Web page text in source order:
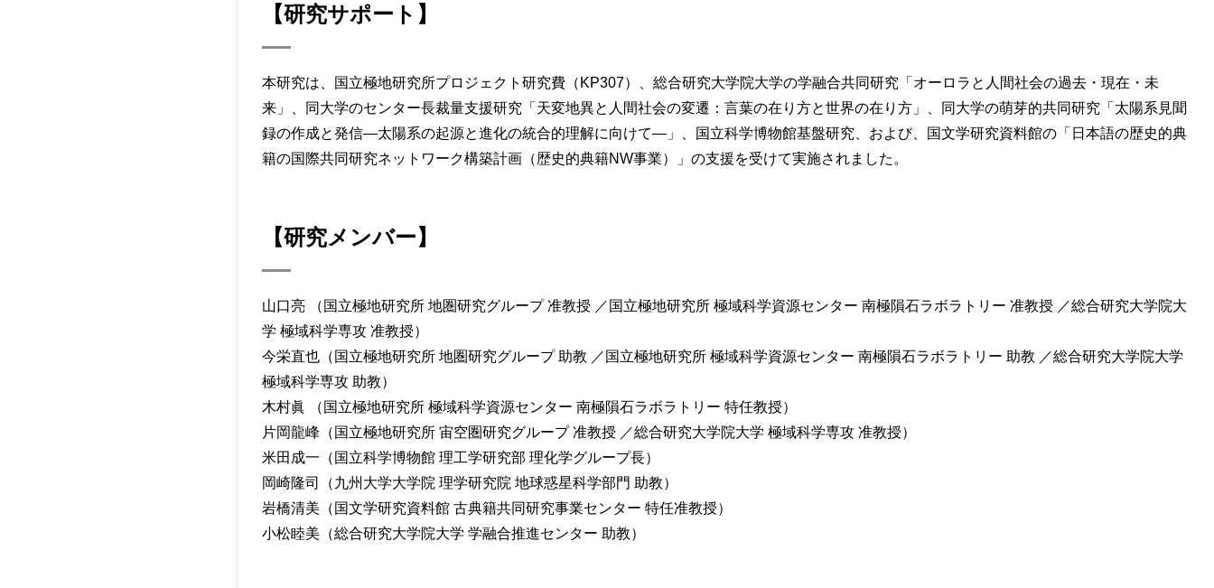
【研究サポート】
本研究は、国立極地研究所プロジェクト研究費（KP307）、総合研究大学院大学の学融合共同研究「オーロラと人間社会の過去・現在・未
来」、同大学のセンター長裁量支援研究「天変地異と人間社会の変遷：言葉の在り方と世界の在り方」、同大学の萌芽的共同研究「太陽系見聞
録の作成と発信―太陽系の起源と進化の統合的理解に向けて―」、国立科学博物館基盤研究、および、国文学研究資料館の「日本語の歴史的典
籍の国際共同研究ネットワーク構築計画（歴史的典籍NW事業）」の支援を受けて実施されました。
【研究メンバー】
山口亮 （国立極地研究所 地圏研究グループ 准教授 ／国立極地研究所 極域科学資源センター 南極隕石ラボラトリー 准教授 ／総合研究大学院大
学 極域科学専攻 准教授）
今栄直也（国立極地研究所 地圏研究グループ 助教 ／国立極地研究所 極域科学資源センター 南極隕石ラボラトリー 助教 ／総合研究大学院大学
極域科学専攻 助教）
木村眞 （国立極地研究所 極域科学資源センター 南極隕石ラボラトリー 特任教授）
片岡龍峰（国立極地研究所 宙空圏研究グループ 准教授 ／総合研究大学院大学 極域科学専攻 准教授）
米田成一（国立科学博物館 理工学研究部 理化学グループ長）
岡崎隆司（九州大学大学院 理学研究院 地球惑星科学部門 助教）
岩橋清美（国文学研究資料館 古典籍共同研究事業センター 特任准教授）
小松睦美（総合研究大学院大学 学融合推進センター 助教）